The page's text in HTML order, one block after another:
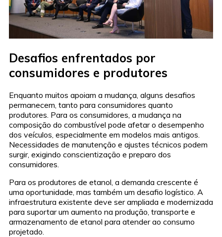
Desafios enfrentados por
consumidores e produtores
Enquanto muitos apoiam a mudança, alguns desafios
permanecem, tanto para consumidores quanto
produtores. Para os consumidores, a mudança na
composição do combustível pode afetar o desempenho
dos veículos, especialmente em modelos mais antigos.
Necessidades de manutenção e ajustes técnicos podem
surgir, exigindo conscientização e preparo dos
consumidores.
Para os produtores de etanol, a demanda crescente é
uma oportunidade, mas também um desafio logístico. A
infraestrutura existente deve ser ampliada e modernizada
para suportar um aumento na produção, transporte e
armazenamento de etanol para atender ao consumo
projetado.